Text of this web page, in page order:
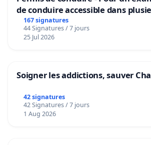
de conduire accessible dans
Bruxelles
167 signatures
44 Signatures / 7 jours
25 Jul 2026
Soigner les addictions, sauver
42 signatures
42 Signatures / 7 jours
1 Aug 2026